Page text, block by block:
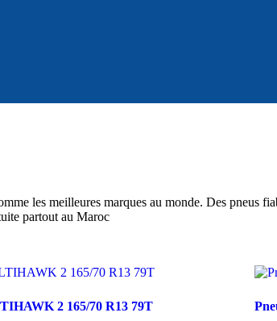
les meilleures marques au monde. Des pneus
partout au Maroc
2 165/70 R13 79T